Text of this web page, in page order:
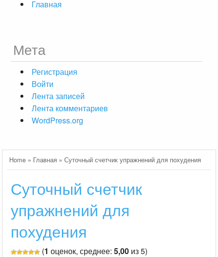
Главная
Мета
Регистрация
Войти
Лента записей
Лента комментариев
WordPress.org
Home » Главная »Суточный счетчик упражнений для похудения
Суточный счетчик
упражнений для
похудения
(1 оценок, среднее:5,00 из 5)